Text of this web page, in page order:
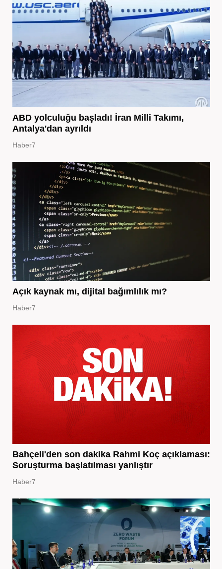
ABD yolculuğu başladı! İran Milli Takımı,
Antalya'dan ayrıldı
Haber7
Açık kaynak mı, dijital bağımlılık mı?
Haber7
Bahçeli'den son dakika Rahmi Koç açıklaması:
Soruşturma başlatılması yanlıştır
Haber7